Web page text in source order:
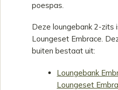
poespas.
Deze loungebank 2-zits
Loungeset Embrace.
buiten bestaat uit:
Loungebank
Loungeset